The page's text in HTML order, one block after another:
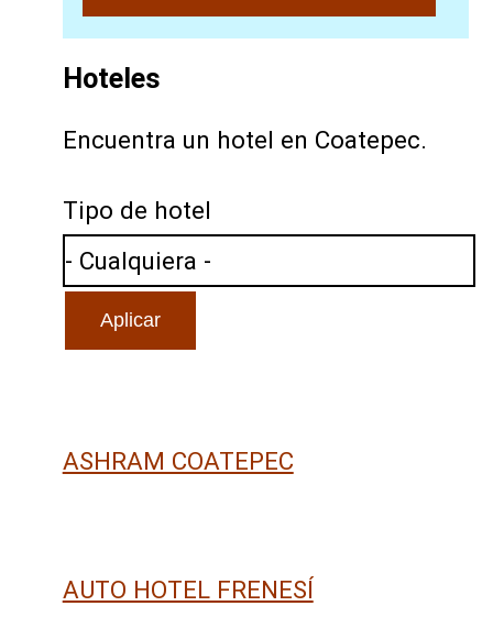
Hoteles
Encuentra un hotel en Coatepec.
Tipo de hotel
ASHRAM COATEPEC
AUTO HOTEL FRENESÍ